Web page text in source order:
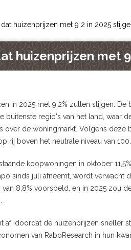
huizenprijzen met 9 2 in 2025
huizenprijzen met
in 2025 met 9,2% zullen stijgen. De
regio's van het land, waar
over de woningmarkt. Volgens deze
rij boven het neutrale niveau van 100.
koopwoningen in oktober
sinds juli afneemt, wordt verwacht
8,8% voorspeld, en in 2025 zou
af, doordat de huizenprijzen sneller
van RaboResearch in hun